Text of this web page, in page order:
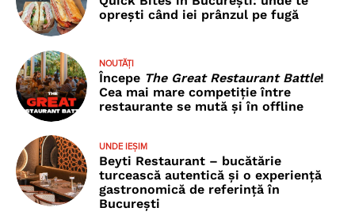
oprești când iei prânzul pe fugă
NOUTĂȚI
Începe The Great Restaurant Battle!
Cea mai mare competiție între
restaurante se mută și în offline
UNDE IEȘIM
Beyti Restaurant – bucătărie
turcească autentică și o experiență
gastronomică de referință în
București